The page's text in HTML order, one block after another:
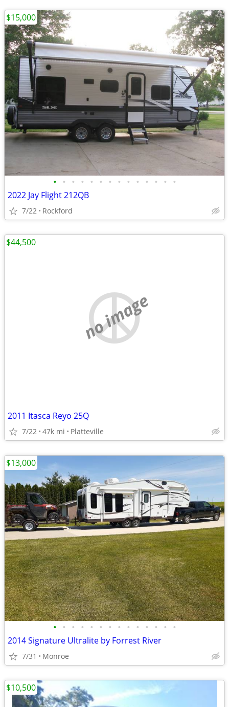
• • • • • • • • • • • • • •
2022 Jay Flight 212QB
7/22 Rockford
$15,000
no image
2011 Itasca Reyo 25Q
7/22 47k mi Platteville
$44,500
• • • • • • • • • • • • • •
2014 Signature Ultralite by Forrest River
7/31 Monroe
$13,000
$10,500